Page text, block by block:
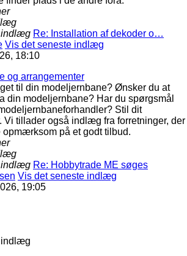
indlæg Re: Installation af dekoder o…
Vis det seneste indlæg
18:10
og arrangementer
til din modeljernbane? Ønsker du at
din modeljernbane? Har du spørgsmål
Stil dit
Vi tillader også indlæg fra forretninger, der
opmærksom på et godt tilbud.
indlæg Re: Hobbytrade ME søges
Vis det seneste indlæg
19:05
indlæg